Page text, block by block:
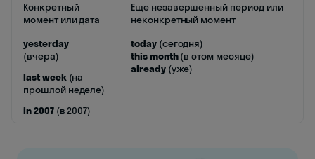
Конкретный
момент или дата
Еще незавершенный период или
неконкретный момент
yesterday
(вчера)
last week(на
прошлой неделе)
in 2007(в 2007)
today(сегодня)
this month(в этом месяце)
already(уже)